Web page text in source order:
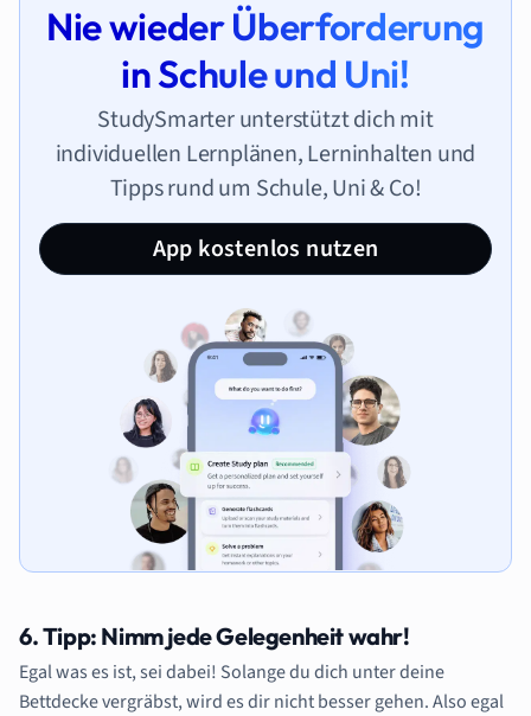
Nie wieder Überforderung
in Schule und Uni!
StudySmarter unterstützt dich mit
individuellen Lernplänen, Lerninhalten und
Tipps rund um Schule, Uni & Co!
App kostenlos nutzen
6. Tipp: Nimm jede Gelegenheit wahr!
Egal was es ist, sei dabei! Solange du dich unter deine
Bettdecke vergräbst, wird es dir nicht besser gehen. Also egal